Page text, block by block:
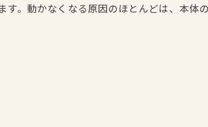
。動かなくなる原因のほとんどは、本体